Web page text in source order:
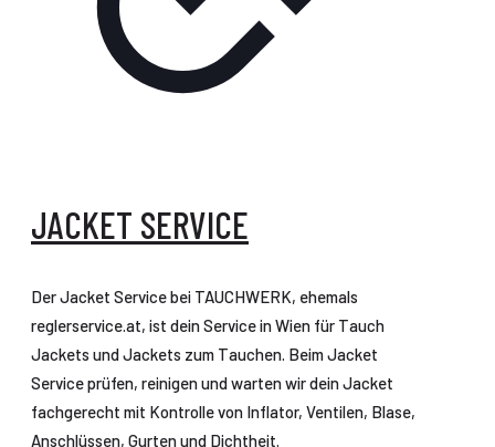
JACKET SERVICE
Der Jacket Service bei TAUCHWERK, ehemals
reglerservice.at, ist dein Service in Wien für Tauch
Jackets und Jackets zum Tauchen. Beim Jacket
Service prüfen, reinigen und warten wir dein Jacket
fachgerecht mit Kontrolle von Inflator, Ventilen, Blase,
Anschlüssen, Gurten und Dichtheit.